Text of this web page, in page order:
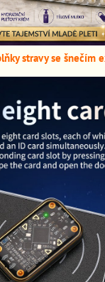
stravy se šnečím